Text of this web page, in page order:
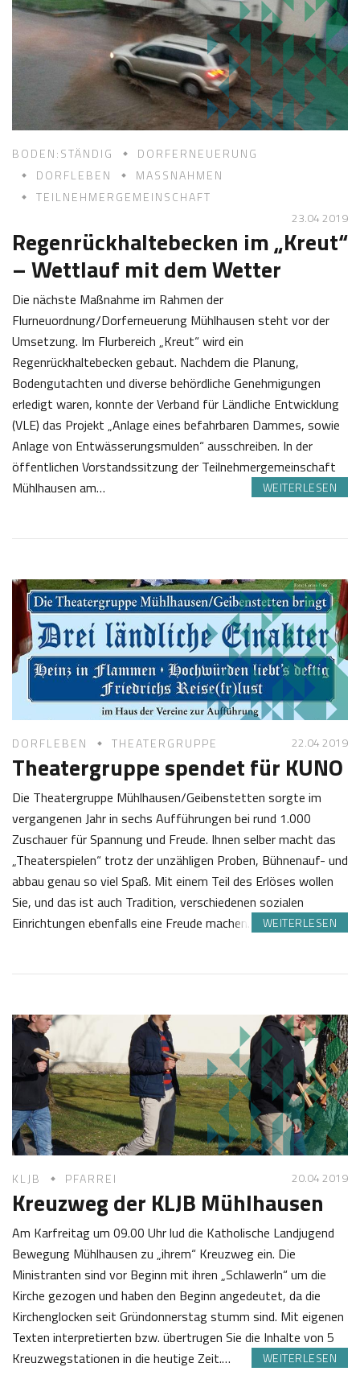
5
0
f
a
BODEN:STÄNDIG
DORFERNEUERUNG
DORFLEBEN
MASSNAHMEN
TEILNEHMERGEMEINSCHAFT
23.04 2019
Regenrückhaltebecken im „Kreut“
– Wettlauf mit dem Wetter
Die nächste Maßnahme im Rahmen der
Flurneuordnung/Dorferneuerung Mühlhausen steht vor der
Umsetzung. Im Flurbereich „Kreut“ wird ein
Regenrückhaltebecken gebaut. Nachdem die Planung,
Bodengutachten und diverse behördliche Genehmigungen
erledigt waren, konnte der Verband für Ländliche Entwicklung
(VLE) das Projekt „Anlage eines befahrbaren Dammes, sowie
Anlage von Entwässerungsmulden“ ausschreiben. In der
öffentlichen Vorstandssitzung der Teilnehmergemeinschaft
Mühlhausen am…
WEITERLESEN
3
0
1
o
e
s
DORFLEBEN THEATERGRUPPE 22.04 2019
Theatergruppe spendet für KUNO
Die Theatergruppe Mühlhausen/Geibenstetten sorgte im
vergangenen Jahr in sechs Aufführungen bei rund 1.000
Zuschauer für Spannung und Freude. Ihnen selber macht das
„Theaterspielen“ trotz der unzähligen Proben, Bühnenauf- und
abbau genau so viel Spaß. Mit einem Teil des Erlöses wollen
Sie, und das ist auch Tradition, verschiedenen sozialen
Einrichtungen ebenfalls eine Freude machen. Neben örtlichen…
WEITERLESEN
2
0
4
2
0
9
o
e
f
K
a
t
l
KLJB PFARREI 20.04 2019
Kreuzweg der KLJB Mühlhausen
Am Karfreitag um 09.00 Uhr lud die Katholische Landjugend
Bewegung Mühlhausen zu „ihrem“ Kreuzweg ein. Die
Ministranten sind vor Beginn mit ihren „Schlawerln“ um die
Kirche gezogen und haben den Beginn angedeutet, da die
Kirchenglocken seit Gründonnerstag stumm sind. Mit eigenen
Texten interpretierten bzw. übertrugen Sie die Inhalte von 5
Kreuzwegstationen in die heutige Zeit.…
WEITERLESEN